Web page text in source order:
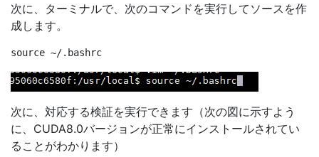
次に、ターミナルで、次のコマンドを実行してソースを作
成します。
次に、対応する検証を実行できます（次の図に示すよう
に、CUDA8.0バージョンが正常にインストールされてい
ることがわかります）